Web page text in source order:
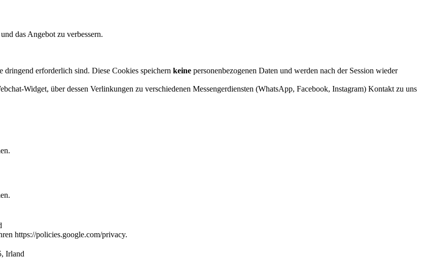
das Angebot zu verbessern.
dringend erforderlich sind. Diese Cookies speichern keine personenbezogenen Daten und werden nach der Session wieder
Widget, über dessen Verlinkungen zu verschiedenen Messengerdiensten (WhatsApp, Facebook, Instagram) Kontakt zu uns
https://policies.google.com/privacy.
Irland